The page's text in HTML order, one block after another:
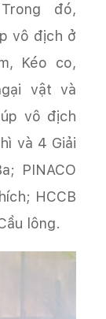
đó,
vô địch ở
Kéo co,
vật và
vô địch
và 4 Giải
PINACO
HCCB
lông.